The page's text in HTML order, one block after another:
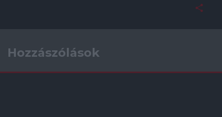
Hozzászólások